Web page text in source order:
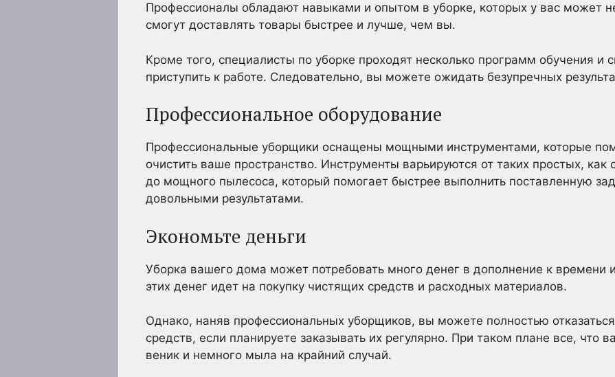
Профессионалы обладают навыками и опытом в уборке, которых у вас может
смогут доставлять товары быстрее и лучше, чем вы.
Кроме того, специалисты по уборке проходят несколько программ обучения и
приступить к работе. Следовательно, вы можете ожидать безупречных
Профессиональное оборудование
Профессиональные уборщики оснащены мощными инструментами, которые
очистить ваше пространство. Инструменты варьируются от таких простых,
до мощного пылесоса, который помогает быстрее выполнить поставленную
довольными результатами.
Экономьте деньги
Уборка вашего дома может потребовать много денег в дополнение к времени
этих денег идет на покупку чистящих средств и расходных материалов.
Однако, наняв профессиональных уборщиков, вы можете полностью
средств, если планируете заказывать их регулярно. При таком плане все, что
веник и немного мыла на крайний случай.